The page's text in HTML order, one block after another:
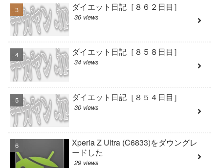
ダイエット日記［８６２日目］
36 views
ダイエット日記［８５８日目］
34 views
ダイエット日記［８５４日目］
30 views
Xperia Z Ultra (C6833)をダウングレ
ードした
29 views